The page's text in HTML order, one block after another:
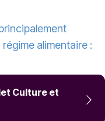
alimentaire :
Culture et